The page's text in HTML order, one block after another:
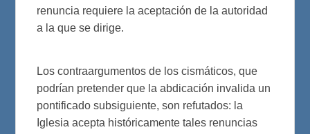
renuncia requiere la aceptación de la autoridad
a la que se dirige.
Los contraargumentos de los cismáticos, que
podrían pretender que la abdicación invalida un
pontificado subsiguiente, son refutados: la
Iglesia acepta históricamente tales renuncias